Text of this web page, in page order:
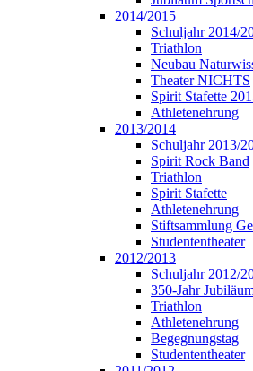
2014/2015
Schuljahr 2014/
Triathlon
Neubau
Theater NICHTS
Spirit Stafette
Athletenehrung
2013/2014
Schuljahr 2013/
Spirit Rock Band
Triathlon
Spirit Stafette
Athletenehrung
Stiftsammlung
Studententheater
2012/2013
Schuljahr 2012/
350-Jahr
Triathlon
Athletenehrung
Begegnungstag
Studententheater